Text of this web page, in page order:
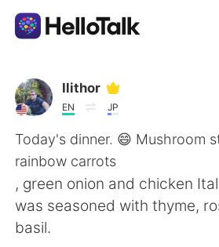
Language Exchange App
AI Grammar Checker
English
简体中文
Ilithor
EN JP
Today's dinner. 😄 Mushroom
rainbow carrots
, green onion and chicken
was seasoned with thyme,
basil.